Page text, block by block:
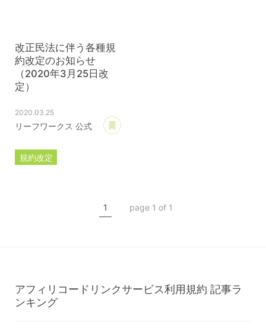
改正民法に伴う各種規
約改定のお知らせ
（2020年3月25日改
定）
2020.03.25
リーフワークス 公式
規約改定
1 page 1 of 1
アフィリコードリンクサービス利用規約 記事ラ
ンキング